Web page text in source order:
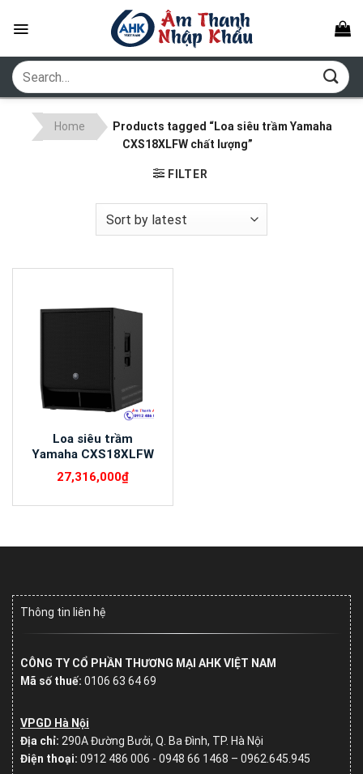
Search
for:
Home
Products tagged “Loa siêu trầm Yamaha
CXS18XLFW chất lượng”
FILTER
Loa siêu trầm
Yamaha CXS18XLFW
27,316,000₫
Thông tin liên hệ
CÔNG TY CỔ PHẦN THƯƠNG MẠI AHK VIỆT NAM
Mã số thuế: 0106 63 64 69
VPGD Hà Nội
Địa chỉ: 290A Đường Bưởi, Q. Ba Đình, TP. Hà Nội
Điện thoại: 0912 486 006 - 0948 66 1468 – 0962.645.945